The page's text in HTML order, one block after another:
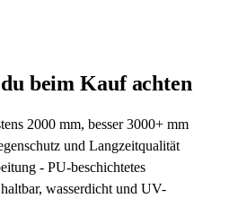
beim Kauf achten
2000 mm, besser 3000+ mm
und Langzeitqualität
- PU-beschichtetes
wasserdicht und UV-